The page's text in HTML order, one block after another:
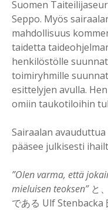
Suomen
Seppo. Myös
mahdollisuus
taidetta
henkilöstölle
toimiryhmille
esittelyjen avulla.
omiin taukotiloihin
Sairaalan
pääsee julkisesti
”Olen varma, että
mieluisen teoksen”と
である Ulf Stenbacka